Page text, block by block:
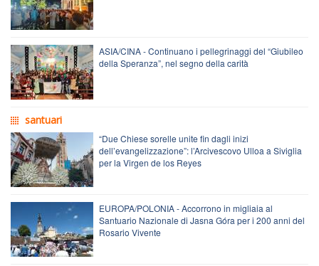
ASIA/CINA - Continuano i pellegrinaggi del “Giubileo
della Speranza”, nel segno della carità
santuari
“Due Chiese sorelle unite fin dagli inizi
dell’evangelizzazione”: l’Arcivescovo Ulloa a Siviglia
per la Virgen de los Reyes
EUROPA/POLONIA - Accorrono in migliaia al
Santuario Nazionale di Jasna Góra per i 200 anni del
Rosario Vivente